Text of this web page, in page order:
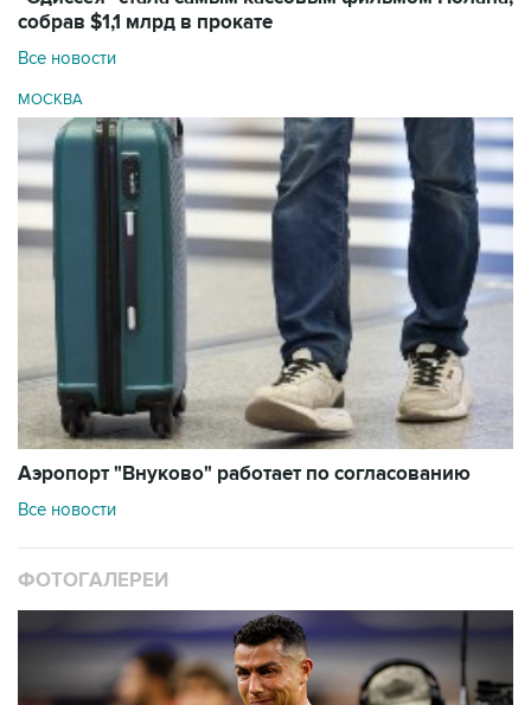
собрав $1,1 млрд в прокате
Все новости
МОСКВА
Аэропорт "Внуково" работает по согласованию
Все новости
ФОТОГАЛЕРЕИ